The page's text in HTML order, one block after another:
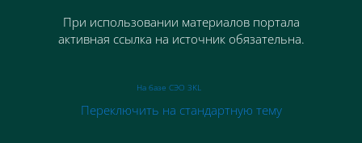
При использовании материалов портала
активная ссылка на источник обязательна.
На базе СЭО 3KL
Переключить на стандартную тему